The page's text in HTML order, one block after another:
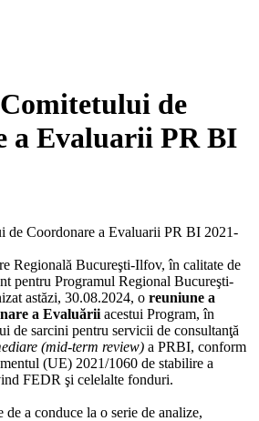
de
a Evaluarii PR BI
Regională Bucureşti-Ilfov, în calitate de
pentru Programul Regional Bucureşti-
astăzi, 30.08.2024, o reuniune a
a Evaluăriiacestui Program, în
de sarcini pentru servicii de consultanţă
(mid-term review) a PRBI, conform
(UE) 2021/1060 de stabilire a
FEDR şi celelalte fonduri.
de a conduce la o serie de analize,